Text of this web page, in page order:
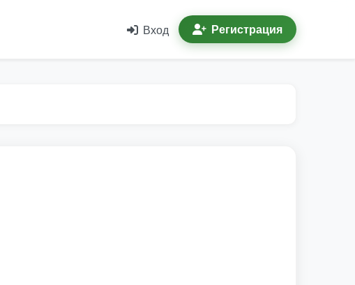
Вход Регистрация